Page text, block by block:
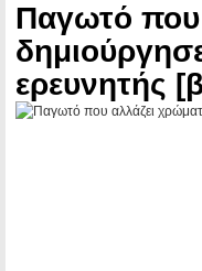
Παγωτό που
ερευνητής